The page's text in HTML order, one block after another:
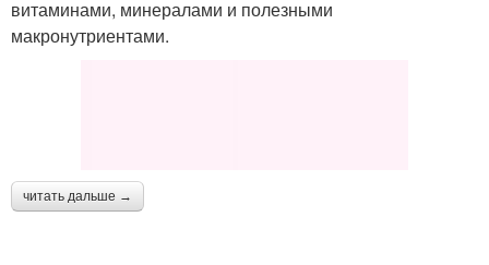
витаминами, минералами и полезными
макронутриентами.
читать дальше →